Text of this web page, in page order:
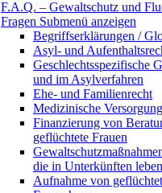
F.A.Q. – Gewaltschutz und
Fragen Submenü anzeigen
Begriffserklärungen /
Asyl- und
Geschlechtsspezifische
und im Asylverfahren
Ehe- und Familienrecht
Medizinische
Finanzierung von
geflüchtete Frauen
die in Unterkünften leben
Aufnahme von